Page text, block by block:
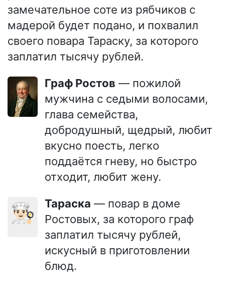
замечательное соте из рябчиков с
мадерой будет подано, и похвалил
своего повара Тараску, за которого
заплатил тысячу рублей.
Граф Ростов — пожилой
мужчина с седыми волосами,
глава семейства,
добродушный, щедрый, любит
вкусно поесть, легко
поддаётся гневу, но быстро
отходит, любит жену.
👨🏻‍🍳 Тараска — повар в доме
Ростовых, за которого граф
заплатил тысячу рублей,
искусный в приготовлении
блюд.